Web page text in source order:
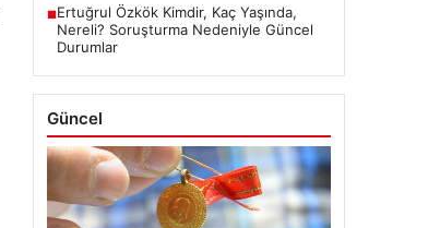
■Ertuğrul Özkök Kimdir, Kaç Yaşında,
Nereli? Soruşturma Nedeniyle Güncel
Durumlar
Güncel